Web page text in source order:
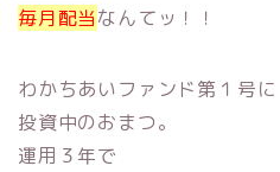
毎月配当なんてッ！！
わかちあいファンド第１号に
投資中のおまつ。
運用３年で